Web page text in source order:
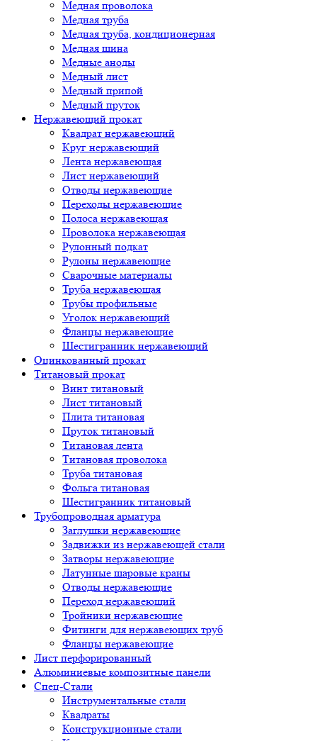
Медная проволока
Медная труба
Медная труба, кондиционерная
Медная шина
Медные аноды
Медный лист
Медный припой
Медный пруток
Нержавеющий прокат
Квадрат нержавеющий
Круг нержавеющий
Лента нержавеющая
Лист нержавеющий
Отводы нержавеющие
Переходы нержавеющие
Полоса нержавеющая
Проволока нержавеющая
Рулонный подкат
Рулоны нержавеющие
Сварочные материалы
Труба нержавеющая
Трубы профильные
Уголок нержавеющий
Фланцы нержавеющие
Шестигранник нержавеющий
Оцинкованный прокат
Титановый прокат
Винт титановый
Лист титановый
Плита титановая
Пруток титановый
Титановая лента
Титановая проволока
Труба титановая
Фольга титановая
Шестигранник титановый
Трубопроводная арматура
Заглушки нержавеющие
Задвижки из нержавеющей стали
Затворы нержавеющие
Латунные шаровые краны
Отводы нержавеющие
Переход нержавеющий
Тройники нержавеющие
Фитинги для нержавеющих труб
Фланцы нержавеющие
Лист перфорированный
Алюминиевые композитные панели
Спец-Стали
Инструментальные стали
Квадраты
Конструкционные стали